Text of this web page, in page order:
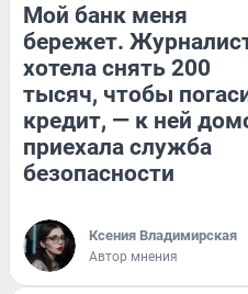
Мой банк меня
бережет.
хотела снять 200
тысяч, чтобы
кредит, — к ней
приехала служба
безопасности
Ксения Владимирская
Автор мнения